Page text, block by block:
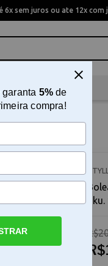
6x sem juros ou ate 12x com
Scrapbook
O
garanta 5%de
compra!